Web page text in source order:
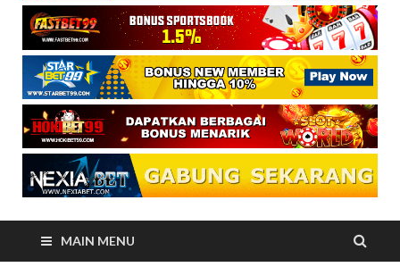
MAIN MENU